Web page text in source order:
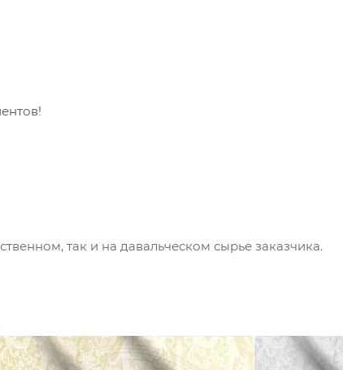
так и на давальческом сырье заказчика.